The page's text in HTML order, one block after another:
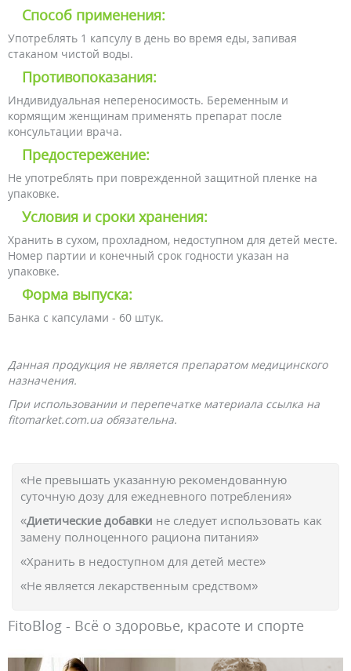
Способ применения:
Употреблять 1 капсулу в день во время еды, запивая
стаканом чистой воды.
Противопоказания:
Индивидуальная непереносимость. Беременным и
кормящим женщинам применять препарат после
консультации врача.
Предостережение:
Не употреблять при поврежденной защитной пленке на
упаковке.
Условия и сроки хранения:
Хранить в сухом, прохладном, недоступном для детей месте.
Номер партии и конечный срок годности указан на
упаковке.
Форма выпуска:
Банка с капсулами - 60 штук.
Данная продукция не является препаратом медицинского
назначения.
При использовании и перепечатке материала ссылка на
fitomarket.com.ua обязательна.
«Не превышать указанную рекомендованную
суточную дозу для ежедневного потребления»
«Диетические добавки не следует использовать как
замену полноценного рациона питания»
«Хранить в недоступном для детей месте»
«Не является лекарственным средством»
FitoBlog - Всё о здоровье, красоте и спорте